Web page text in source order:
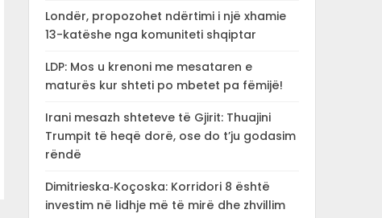
Londër, propozohet ndërtimi i një xhamie
13-katëshe nga komuniteti shqiptar
LDP: Mos u krenoni me mesataren e
maturës kur shteti po mbetet pa fëmijë!
Irani mesazh shteteve të Gjirit: Thuajini
Trumpit të heqë dorë, ose do t’ju godasim
rëndë
Dimitrieska‑Koçoska: Korridori 8 është
investim në lidhje më të mirë dhe zhvillim